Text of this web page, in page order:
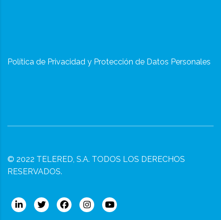
Política de Privacidad y Protección de Datos Personales
© 2022 TELERED, S.A. TODOS LOS DERECHOS
RESERVADOS.